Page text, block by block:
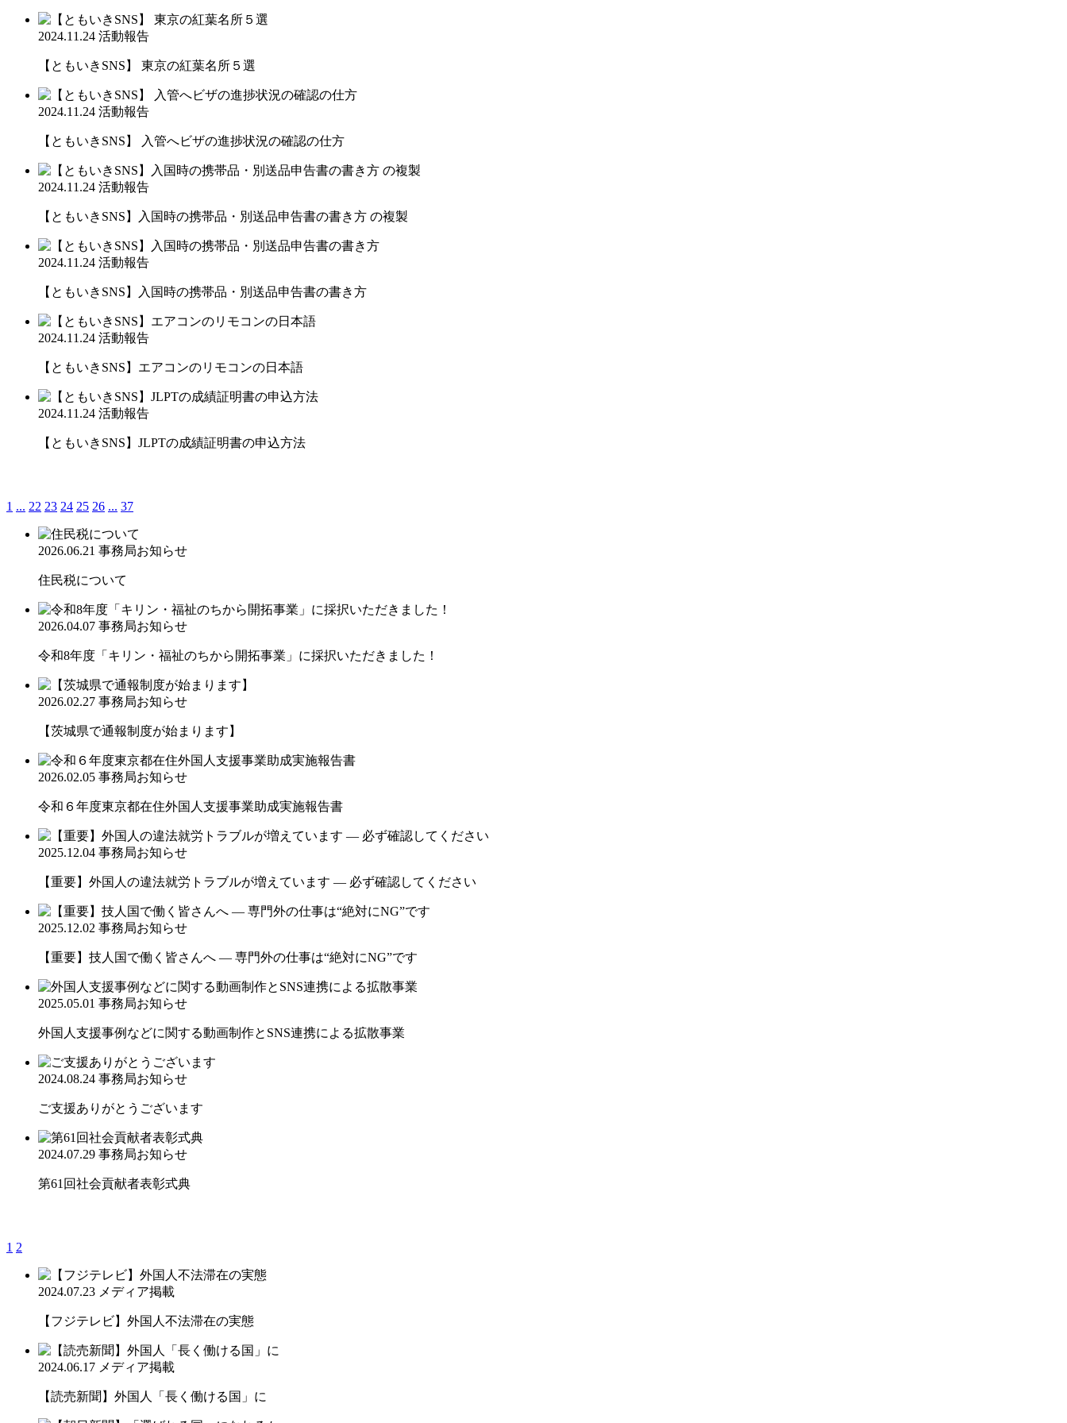
2024.11.24 活動報告
【ともいきSNS】 東京の紅葉名所５選
2024.11.24 活動報告
【ともいきSNS】 入管へビザの進捗状況の確認の仕方
2024.11.24 活動報告
【ともいきSNS】入国時の携帯品・別送品申告書の書き方 の複製
2024.11.24 活動報告
【ともいきSNS】入国時の携帯品・別送品申告書の書き方
2024.11.24 活動報告
【ともいきSNS】エアコンのリモコンの日本語
2024.11.24 活動報告
【ともいきSNS】JLPTの成績証明書の申込方法
1 ... 22 23 24 25 26 ... 37
2026.06.21 事務局お知らせ
住民税について
2026.04.07 事務局お知らせ
令和8年度「キリン・福祉のちから開拓事業」に採択いただきました！
2026.02.27 事務局お知らせ
【茨城県で通報制度が始まります】
2026.02.05 事務局お知らせ
令和６年度東京都在住外国人支援事業助成実施報告書
2025.12.04 事務局お知らせ
【重要】外国人の違法就労トラブルが増えています ― 必ず確認してください
2025.12.02 事務局お知らせ
【重要】技人国で働く皆さんへ ― 専門外の仕事は“絶対にNG”です
2025.05.01 事務局お知らせ
外国人支援事例などに関する動画制作とSNS連携による拡散事業
2024.08.24 事務局お知らせ
ご支援ありがとうございます
2024.07.29 事務局お知らせ
第61回社会貢献者表彰式典
1 2
2024.07.23 メディア掲載
【フジテレビ】外国人不法滞在の実態
2024.06.17 メディア掲載
【読売新聞】外国人「長く働ける国」に